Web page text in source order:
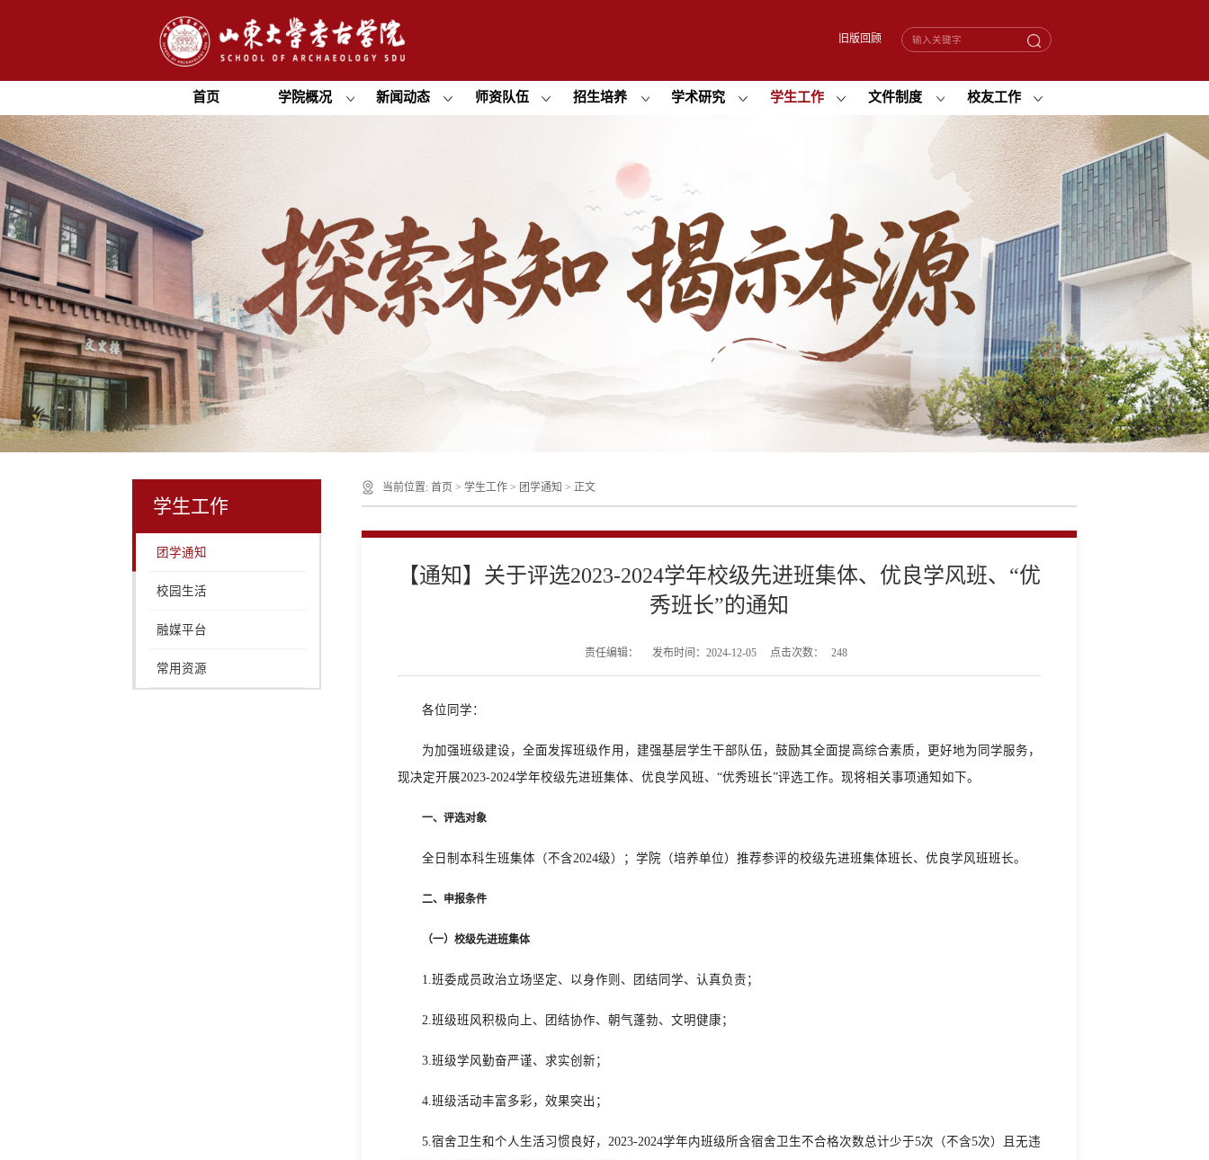
旧版回顾
首页 学院概况 新闻动态 师资队伍 招生培养 学术研究 学生工作 文件制度 校友工作
学生工作
团学通知
校园生活
融媒平台
常用资源
当前位置: 首页> 学生工作> 团学通知 > 正文
【通知】关于评选2023-2024学年校级先进班集体、优良学风班、“优
秀班长”的通知
责任编辑： 发布时间：2024-12-05 点击次数： 248
各位同学：
为加强班级建设，全面发挥班级作用，建强基层学生干部队伍，鼓励其全面提高综合素质，更好地为同学服务，
现决定开展2023-2024学年校级先进班集体、优良学风班、“优秀班长”评选工作。现将相关事项通知如下。
一、评选对象
全日制本科生班集体（不含2024级）；学院（培养单位）推荐参评的校级先进班集体班长、优良学风班班长。
二、申报条件
（一）校级先进班集体
1.班委成员政治立场坚定、以身作则、团结同学、认真负责；
2.班级班风积极向上、团结协作、朝气蓬勃、文明健康；
3.班级学风勤奋严谨、求实创新；
4.班级活动丰富多彩，效果突出；
5.宿舍卫生和个人生活习惯良好，2023-2024学年内班级所含宿舍卫生不合格次数总计少于5次（不含5次）且无违